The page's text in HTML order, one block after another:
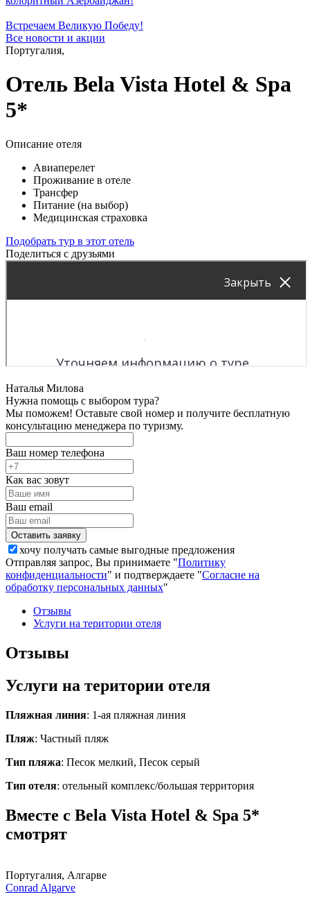
Встречаем Великую Победу!
Все новости и акции
Португалия,
Отель Bela Vista Hotel & Spa
5*
Описание отеля
Авиаперелет
Проживание в отеле
Трансфер
Питание (на выбор)
Медицинская страховка
Подобрать тур в этот отель
Поделиться с друзьями
Наталья Милова
Нужна помощь с выбором тура?
Мы поможем! Оставьте свой номер и получите бесплатную
консультацию менеджера по туризму.
Ваш номер телефона
Как вас зовут
Ваш email
хочу получать самые выгодные предложения
Отправляя запрос, Вы принимаете "Политику
конфиденциальности" и подтверждаете "Согласие на
обработку персональных данных"
Отзывы
Услуги на територии отеля
Отзывы
Услуги на територии отеля
Пляжная линия: 1-ая пляжная линия
Пляж: Частный пляж
Тип пляжа: Песок мелкий, Песок серый
Тип отеля: отельный комплекс/большая территория
Вместе с Bela Vista Hotel & Spa 5*
смотрят
Португалия, Алгарве
Conrad Algarve